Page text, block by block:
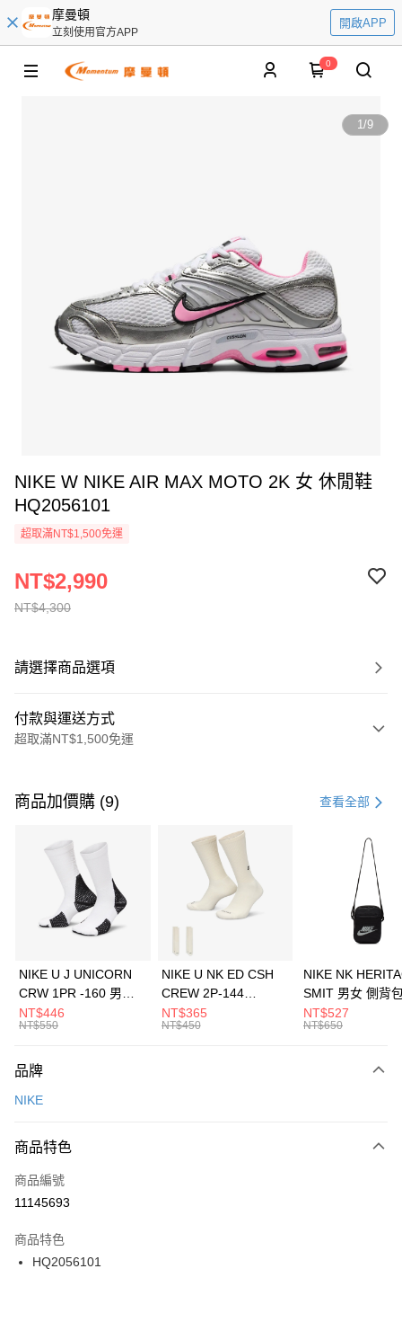
摩曼頓
立刻使用官方APP
開啟APP
0
1/9
NIKE W NIKE AIR MAX MOTO 2K 女 休閒鞋
HQ2056101
超取滿NT$1,500免運
NT$4,300
NT$2,990
請選擇商品選項
付款與運送方式
超取滿NT$1,500免運
信用卡一次付款
3 期 0 利率 每期 21家銀行
合作金庫商業銀行
第一商業銀行
華南商業銀行
彰化商業銀行
上海商業儲蓄銀行
元大商業銀行
台灣樂天信用卡公司
Apple Pay
全盈+PAY
AFTEE先享後付
【關於「AFTEE先享後付」】
便利好安心！
３．安心：先確認商品／服務後，再付款。
【「AFTEE先享後付」結帳流程】
１．於結帳方式選擇「AFTEE先享後付」後，將跳轉至「AFTEE先享後付」
２．訂單成立數日內，您將收到繳費通知簡訊。
３．收到繳費通知簡訊後14天內，點擊此簡訊中的連結，可透過四大超商／
ATM／網路銀行／等多元方式進行付款，方視為交易完成。
運送方式
每筆NT$100，滿NT$1,500(含以上)免運費
宅配
每筆NT$100，滿NT$1,500(含以上)免運費
付款後門市自取
每筆NT$100，滿NT$1,500(含以上)免運費
商品加價購 (9) 查看全部
NIKE U J UNICORN
CRW 1PR -160 男女
中統襪 FZ3393100
NT$446
NT$550
NIKE U NK ED CSH
CREW 2P-144
EMBRDY 男女 短統襪
FZ3073133
NT$365
NT$450
NIKE NK
SMIT 男女 側背
BA5871010
NT$527
NT$650
品牌
NIKE
商品特色
商品編號
11145693
商品特色
HQ2056101